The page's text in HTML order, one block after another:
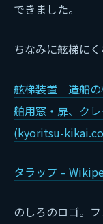
できました。
ちなみに舷梯に
舷梯装置｜造船
舶用窓・扉、ク
(kyoritsu-
タラップ –
のしろのロゴ。